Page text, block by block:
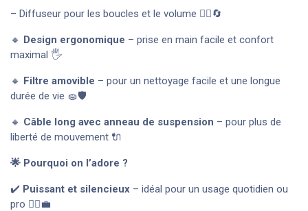
– Diffuseur pour les boucles et le volume 💁‍♀️🔄
🔸 Design ergonomique – prise en main facile et confort
maximal 🖐️
🔸 Filtre amovible – pour un nettoyage facile et une longue
durée de vie 🧽🛡️
🔸 Câble long avec anneau de suspension – pour plus de
liberté de mouvement 🔌
🌟 Pourquoi on l’adore ?
✔️ Puissant et silencieux – idéal pour un usage quotidien ou
pro 🧏‍♀️💼